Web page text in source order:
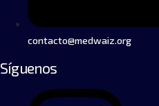
contacto@medwaiz.org
Síguenos